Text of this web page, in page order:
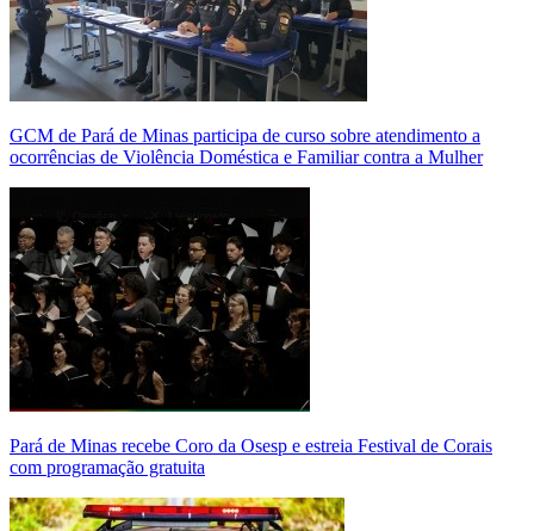
GCM de Pará de Minas participa de curso sobre atendimento a
ocorrências de Violência Doméstica e Familiar contra a Mulher
Pará de Minas recebe Coro da Osesp e estreia Festival de Corais
com programação gratuita